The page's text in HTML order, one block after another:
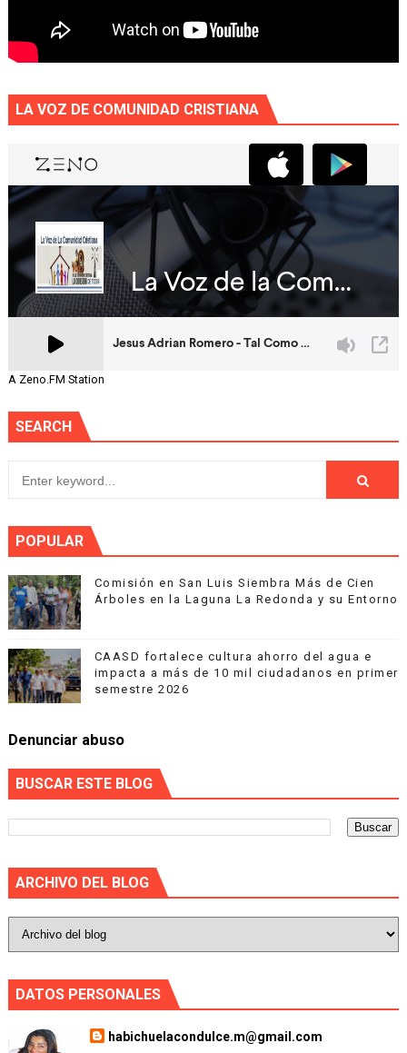
LA VOZ DE COMUNIDAD CRISTIANA
A Zeno.FM Station
SEARCH
POPULAR
Comisión en San Luis Siembra Más de Cien
Árboles en la Laguna La Redonda y su Entorno
CAASD fortalece cultura ahorro del agua e
impacta a más de 10 mil ciudadanos en primer
semestre 2026
Denunciar abuso
BUSCAR ESTE BLOG
ARCHIVO DEL BLOG
DATOS PERSONALES
habichuelacondulce.m@gmail.com